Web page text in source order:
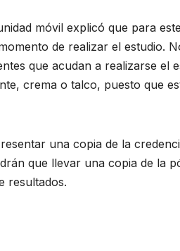
móvil explicó que para
de realizar el estudio.
que acudan a realizarse el
crema o talco, puesto que
una copia de la
que llevar una copia de la
resultados.